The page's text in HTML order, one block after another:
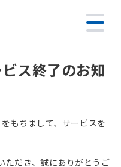
ス終了のお知
もちまして、サービスを
ただき、誠にありがとうご